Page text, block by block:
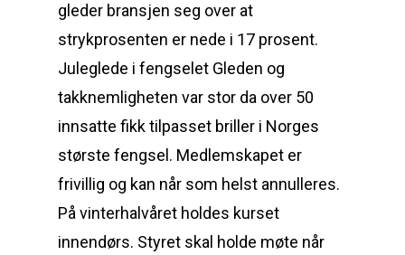
gleder bransjen seg over at
strykprosenten er nede i 17 prosent.
Juleglede i fengselet Gleden og
takknemligheten var stor da over 50
innsatte fikk tilpasset briller i Norges
største fengsel. Medlemskapet er
frivillig og kan når som helst annulleres.
På vinterhalvåret holdes kurset
innendørs. Styret skal holde møte når